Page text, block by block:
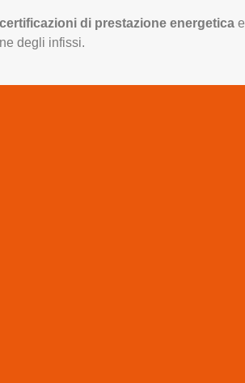
di prestazione energeticae
degli infissi.